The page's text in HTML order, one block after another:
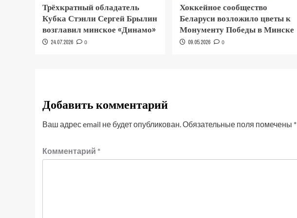
Трёхкратный обладатель
Кубка Стэнли Сергей Брылин
возглавил минское «Динамо»
24.07.2026 0
Хоккейное сообщество
Беларуси возложило цветы к
Монументу Победы в Минске
09.05.2026 0
Добавить комментарий
Ваш адрес email не будет опубликован.Обязательные поля помечены *
Комментарий *